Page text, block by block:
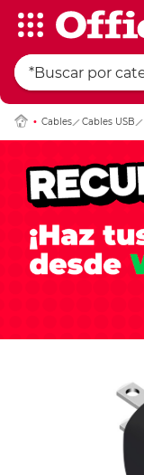
Cables Cables USB